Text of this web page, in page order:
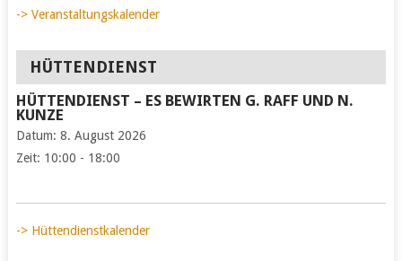
-> Veranstaltungskalender
HÜTTENDIENST
HÜTTENDIENST – ES BEWIRTEN G. RAFF UND N.
KUNZE
Datum: 8. August 2026
Zeit: 10:00 - 18:00
-> Hüttendienstkalender